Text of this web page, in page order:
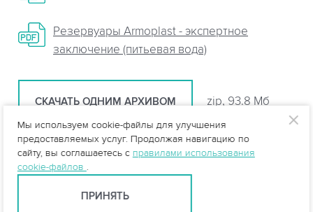
Резервуары Armoplast - экспертное
заключение (питьевая вода)
СКАЧАТЬ ОДНИМ АРХИВОМ zip, 93.8 Мб
Статьи
Из чего состоит стеклопластик?
Мы используем cookie-файлы для улучшения
предоставляемых услуг. Продолжая навигацию по
сайту, вы соглашаетесь с правилами использования
cookie-файлов .
ПРИНЯТЬ